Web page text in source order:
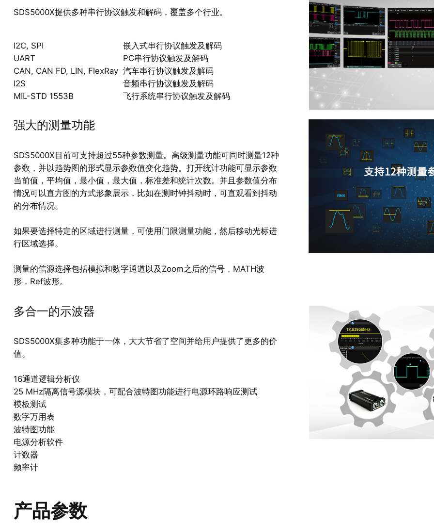
SDS5000X提供多种串行协议触发和解码，覆盖多个行业。
I2C, SPI
嵌入式串行协议触发及解码
UART
PC串行协议触发及解码
CAN, CAN FD, LIN, FlexRay 汽车串行协议触发及解码
I2S
音频串行协议触发及解码
MIL-STD 1553B
飞行系统串行协议触发及解码
强大的测量功能
SDS5000X目前可支持超过55种参数测量。高级测量功能可同时测量12种
参数，并以趋势图的形式显示参数值变化趋势。打开统计功能可显示参数
当前值，平均值，最小值，最大值，标准差和统计次数。并且参数值分布
情况可以直方图的方式形象展示，比如在测时钟抖动时，可直观看到抖动
的分布情况。
如果要选择特定的区域进行测量，可使用门限测量功能，然后移动光标进
行区域选择。
测量的信源选择包括模拟和数字通道以及Zoom之后的信号，MATH波
形，Ref波形。
多合一的示波器
SDS5000X集多种功能于一体，大大节省了空间并给用户提供了更多的价
值。
16通道逻辑分析仪
25 MHz隔离信号源模块，可配合波特图功能进行电源环路响应测试
模板测试
数字万用表
波特图功能
电源分析软件
计数器
频率计
产品参数